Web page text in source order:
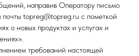
направив Оператору письмо
почты topreg@topreg.ru с пометкой
о новых продуктах и услугах и
требований настоящей